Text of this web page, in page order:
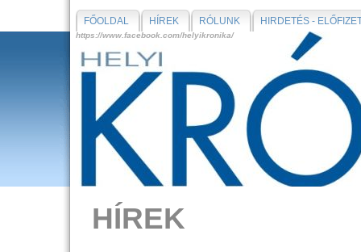
FŐOLDAL HÍREK RÓLUNK HIRDETÉS -
https://www.facebook.com/helyikronika/
HÍREK